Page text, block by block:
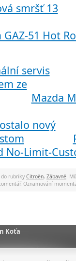
smršť 13
GAZ-51 Hot
servis
Mazda
No-Limit-
rubriky Citroën, Zábavné .
Oznamování
Koťa